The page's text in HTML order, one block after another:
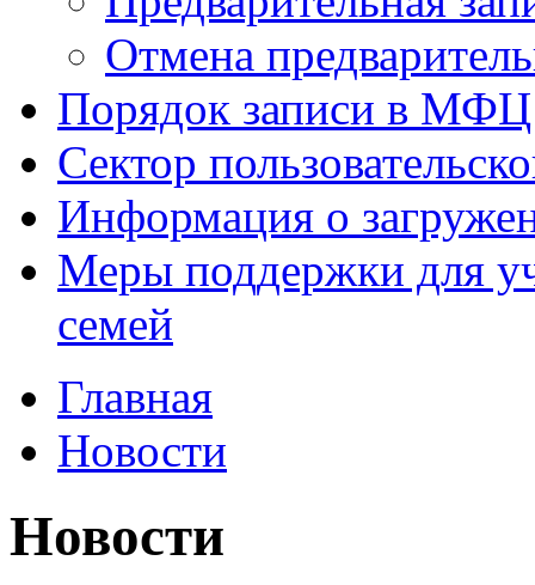
Отмена
Порядок записи в МФЦ
Сектор
Информация о
Меры поддержки для
семей
Главная
Новости
Новости